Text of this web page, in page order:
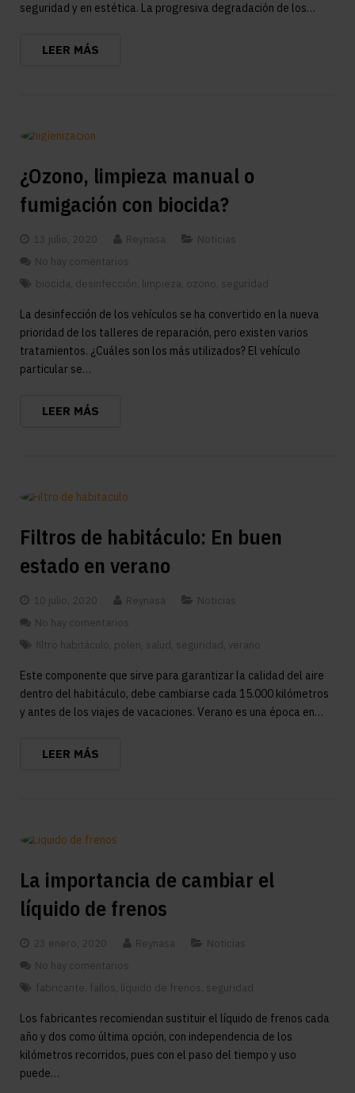
seguridad y en estética. La progresiva degradación de los…
LEER MÁS
¿Ozono, limpieza manual o
fumigación con biocida?
13 julio, 2020 Reynasa
Noticias
No hay comentarios
biocida desinfección limpieza ozono seguridad
La desinfección de los vehículos se ha convertido en la nueva
prioridad de los talleres de reparación, pero existen varios
tratamientos. ¿Cuáles son los más utilizados? El vehículo
particular se…
LEER MÁS
Filtros de habitáculo: En buen
estado en verano
10 julio, 2020 Reynasa
Noticias
No hay comentarios
filtro habitáculo polen salud seguridad verano
Este componente que sirve para garantizar la calidad del aire
dentro del habitáculo, debe cambiarse cada 15.000 kilómetros
y antes de los viajes de vacaciones. Verano es una época en…
LEER MÁS
La importancia de cambiar el
líquido de frenos
23 enero, 2020 Reynasa
Noticias
No hay comentarios
fabricante fallos líquido de frenos seguridad
Los fabricantes recomiendan sustituir el líquido de frenos cada
año y dos como última opción, con independencia de los
kilómetros recorridos, pues con el paso del tiempo y uso
puede…